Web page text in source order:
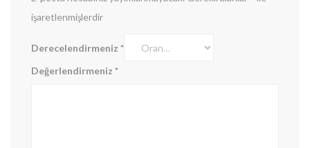
işaretlenmişlerdir
Derecelendirmeniz *
Değerlendirmeniz *